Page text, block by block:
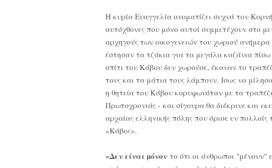
Η κυρία Ευαγγελία ονοματίζει συχνά τον
αυτόχθονες που μόνο αυτοί συμμετέχουν στο
αρχηγούς των οικογενειών του χωριού
έστησαν τα τζάκια για τα μεγάλα καζάνια
σπίτι του Κάβου δεν χωρούσε, έκαναν το
τους και τα μάτια τους λάμπουν. Ισως να
η θητεία του Κάβου κορυφωνόταν με τα
Πρωτοχρονιάς - και σίγουρα θα διέκρινε και
αρχαίας ελληνικής πόλης που όρισε εν
«Κάβος».
«Δεν είναι µόνον το ότι οι άνθρωποι "μένουν"